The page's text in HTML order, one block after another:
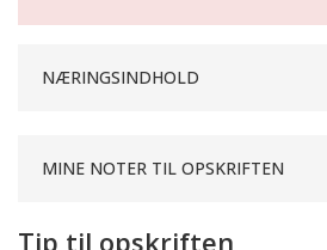
NÆRINGSINDHOLD
MINE NOTER TIL OPSKRIFTEN
Tip til opskriften